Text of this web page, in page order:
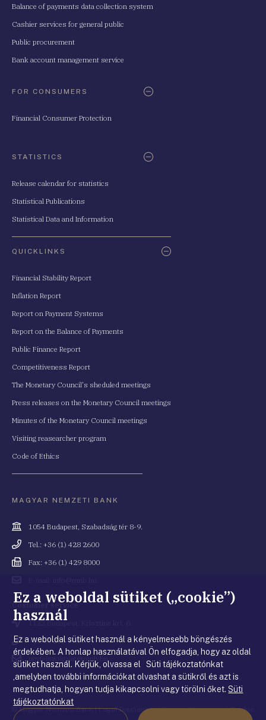
Balance of payments data collection system
Cashier services for general public
Public procurement
Bank account management service
FOR CONSUMERS
Financial Consumer Protection
STATISTICS
Release calendar for statistics
Statistical Publications
Statistical Data and Information
QUICKLINKS
Financial Stability Report
Inflation Report
Report on Payment Systems
Report on the Balance of Payments
Public Finance Report
Competitiveness Report
The Monetary Council's sheduled meetings
Press releases on the Monetary Council meetings
Minutes of the Monetary Council meetings
Visiting reasearcher program
Code of Ethics
MAGYAR NEMZETI BANK
Cím
1054 Budapest, Szabadság tér 8-9.
Telefonszám
Tel.: +36 (1) 428 2600
Fax
Fax: +36 (1) 429 8000
cím
Costumer service
Cím 1122 Budapest, Krisztina krt. 6.
Telefonszám
+36 80 203 776
cím
ugyfelszolgalat@mnb.hu
© Magyar Nemzeti Bank|Legal Disclaimer|Privacy Statement|Cookie
Ez a weboldal sütiket („cookie”)
használ
Ez a weboldal sütiket használ a kényelmesebb böngészés
érdekében. A honlap használatával Ön elfogadja, hogy az oldal
sütiket használ. Kérjük, olvassa el Süti tájékoztatónkat
,amelyben további információkat olvashat a sütikről és azt is
megtudhatja, hogyan tudja kikapcsolni vagy törölni őket.Süti
tájékoztatónkat